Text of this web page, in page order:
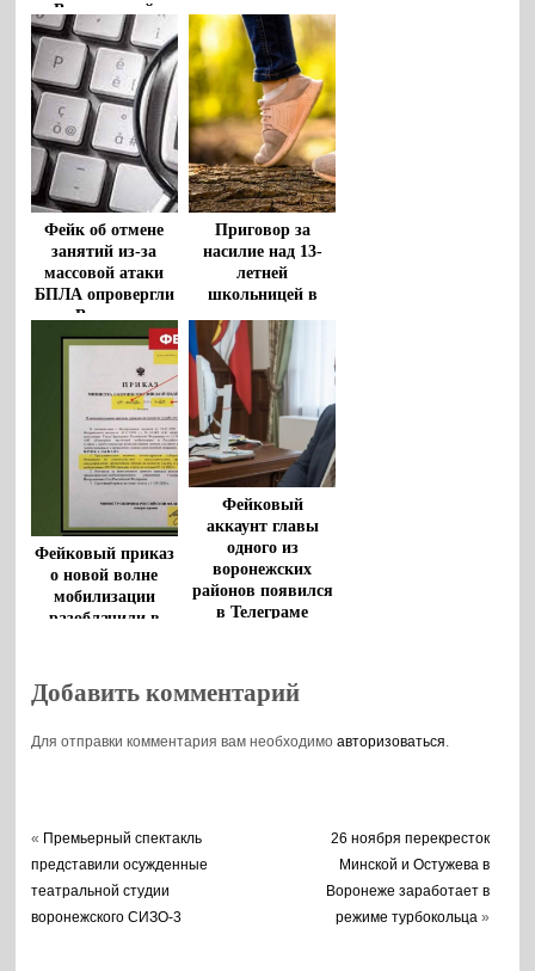
Воронежской
области
распространяют
украинские
каналы
Фейк об отмене
занятий из-за
массовой атаки
БПЛА опровергли
в Воронеже
Приговор за
насилие над 13-
летней
школьницей в
гараже вынесли
воронежскому
пенсионеру
Фейковый приказ
о новой волне
мобилизации
разоблачили в
Фейковый
аккаунт главы
одного из
воронежских
районов появился
в Телеграме
Добавить комментарий
Для отправки комментария вам необходимоавторизоваться.
« Премьерный спектакль
представили осужденные
театральной студии
воронежского СИЗО-3
26 ноября перекресток
Минской и Остужева в
Воронеже заработает в
режиме турбокольца »